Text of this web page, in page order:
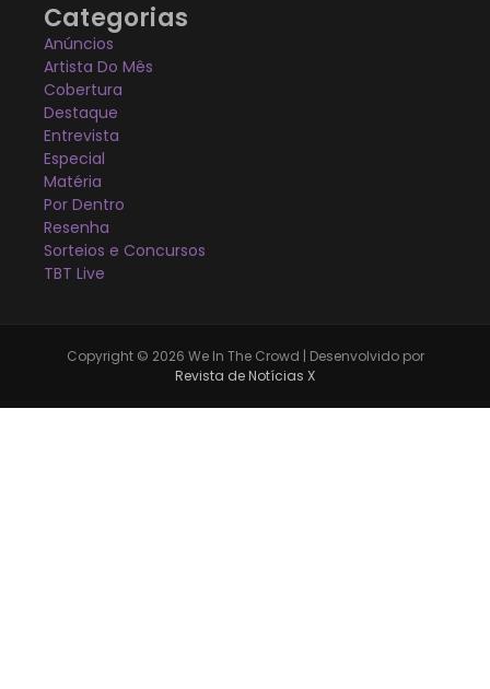
Categorias
Anúncios
Artista Do Mês
Cobertura
Destaque
Entrevista
Especial
Matéria
Por Dentro
Resenha
Sorteios e Concursos
TBT Live
Copyright © 2026 We In The Crowd | Desenvolvido por
Revista de Notícias X